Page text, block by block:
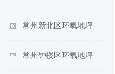
常州新北区环氧地坪
常州钟楼区环氧地坪